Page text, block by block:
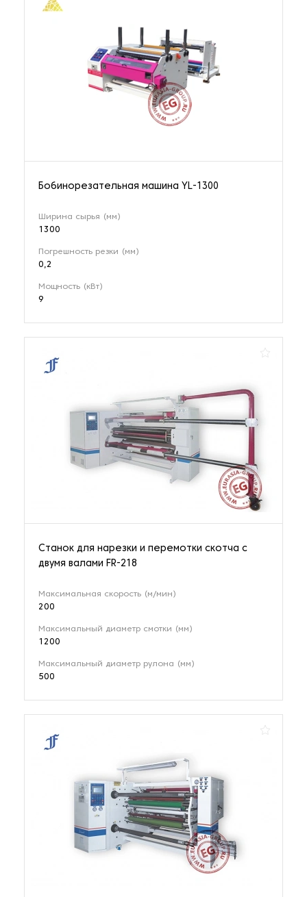
Бобинорезательная машина YL-1300
Ширина сырья (мм)
1300
Погрешность резки (мм)
0,2
Мощность (кВт)
9
Станок для нарезки и перемотки скотча с
двумя валами FR-218
Максимальная скорость (м/мин)
200
Максимальный диаметр смотки (мм)
1200
Максимальный диаметр рулона (мм)
500